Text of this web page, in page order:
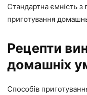
Стандартна ємність з
приготування
Рецепти
домашніх
Способів